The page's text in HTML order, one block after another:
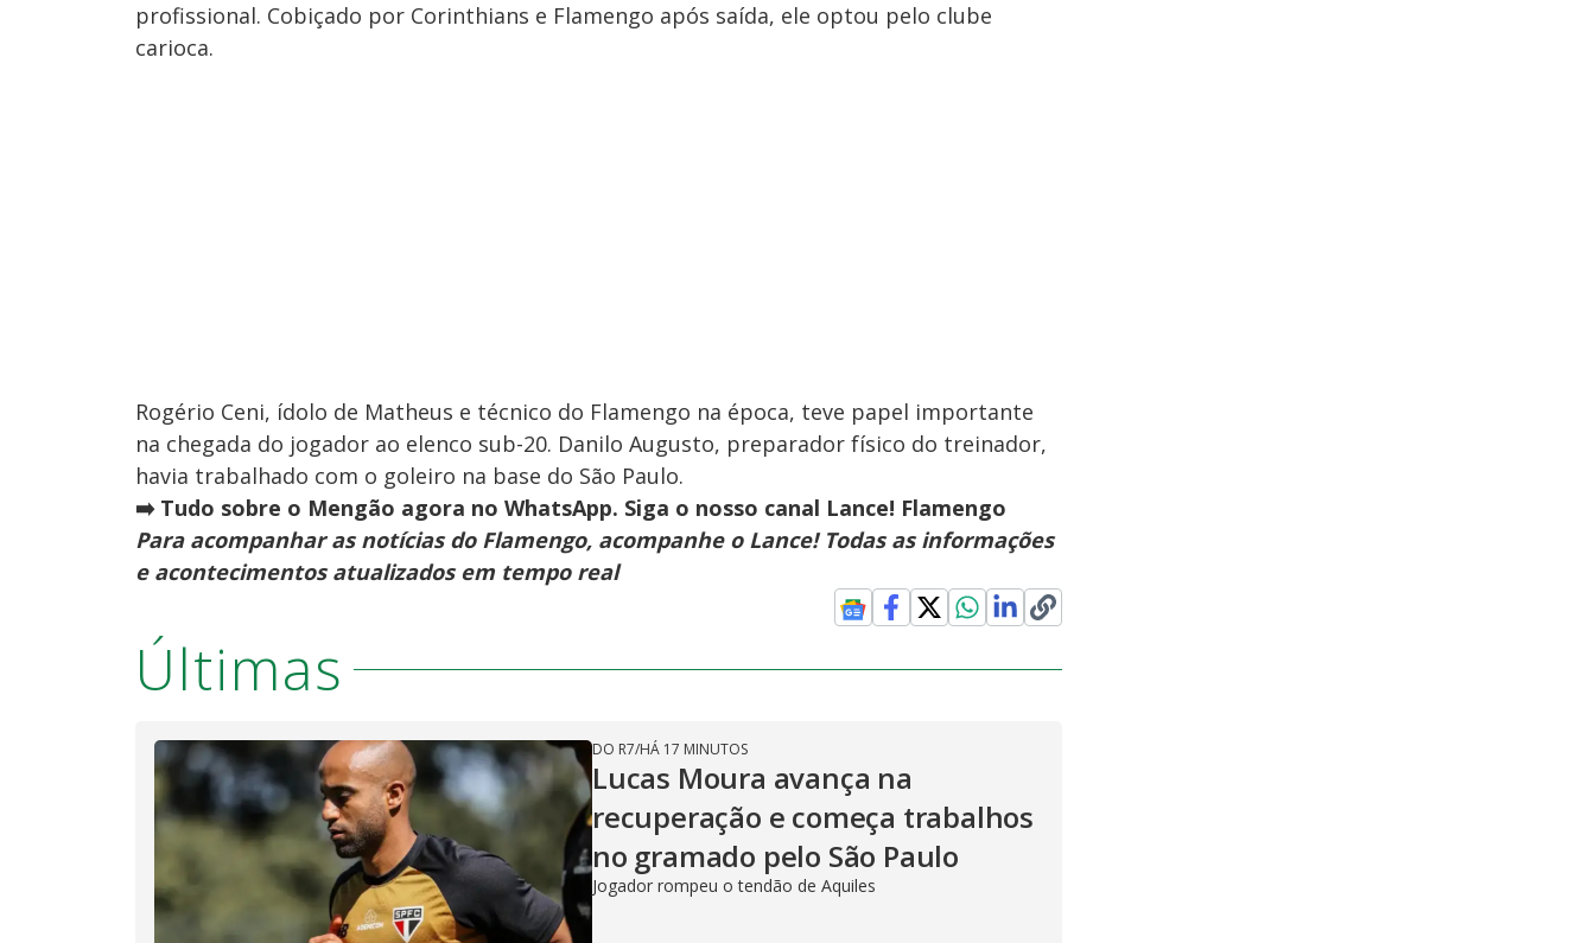
profissional. Cobiçado por Corinthians e Flamengo após saída, ele optou pelo clube
carioca.
Rogério Ceni, ídolo de Matheus e técnico do Flamengo na época, teve papel importante
na chegada do jogador ao elenco sub-20. Danilo Augusto, preparador físico do treinador,
havia trabalhado com o goleiro na base do São Paulo.
➡️ Tudo sobre o Mengão agora no WhatsApp. Siga o nosso canal Lance! Flamengo
Para acompanhar as notícias do Flamengo, acompanhe o Lance! Todas as informações
e acontecimentos atualizados em tempo real
Últimas
DO R7/HÁ 17 MINUTOS
Lucas Moura avança na
recuperação e começa trabalhos
no gramado pelo São Paulo
Jogador rompeu o tendão de Aquiles